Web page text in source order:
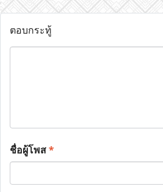
ตอบกระทู้
ชื่อผู้โพส*